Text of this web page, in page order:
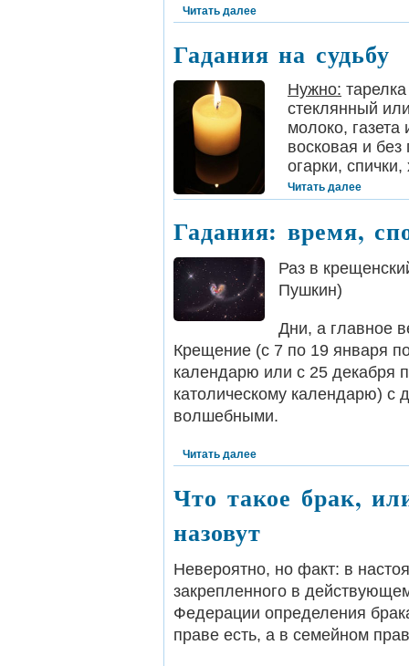
Читать далее
Гадания на судьбу
Нужно:
стеклянный
молоко, газета
восковая и
огарки,
Читать далее
Гадания: время,
Раз в
Пушкин)
Дни, а главное
Крещение (с 7 по 19 января
календарю или с 25 декабря
католическому календарю) с
волшебными.
Читать далее
Что такое брак,
назовут
Невероятно, но факт: в
закрепленного в
Федерации определения
праве есть, а в семейном